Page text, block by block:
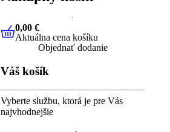
0,00 €Aktuálna cena košíku
0,00 €
Aktuálna cena košíku
Objednať dodanie
Váš košík
Vyberte službu, ktorá je pre Vás
najvhodnejšie